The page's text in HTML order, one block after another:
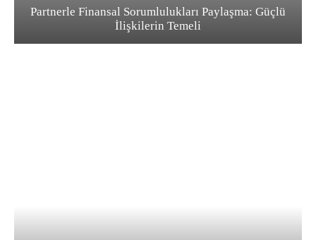
Partnerle Finansal Sorumlulukları Paylaşma: Güçlü
İlişkilerin Temeli